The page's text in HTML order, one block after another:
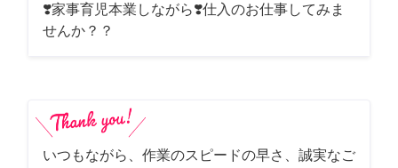
❣️家事育児本業しながら❣️仕入のお仕事してみま
せんか？？
いつもながら、作業のスピードの早さ、誠実なご